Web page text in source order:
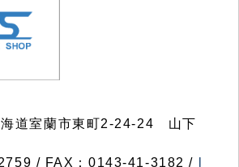
道室蘭市東町2-24-24 山下
/ FAX：0143-41-3182 /